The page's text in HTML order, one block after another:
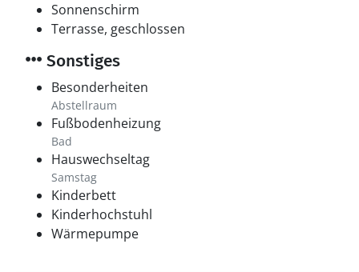
Sonnenschirm
Terrasse, geschlossen
Sonstiges
Besonderheiten
Abstellraum
Fußbodenheizung
Bad
Hauswechseltag
Samstag
Kinderbett
Kinderhochstuhl
Wärmepumpe